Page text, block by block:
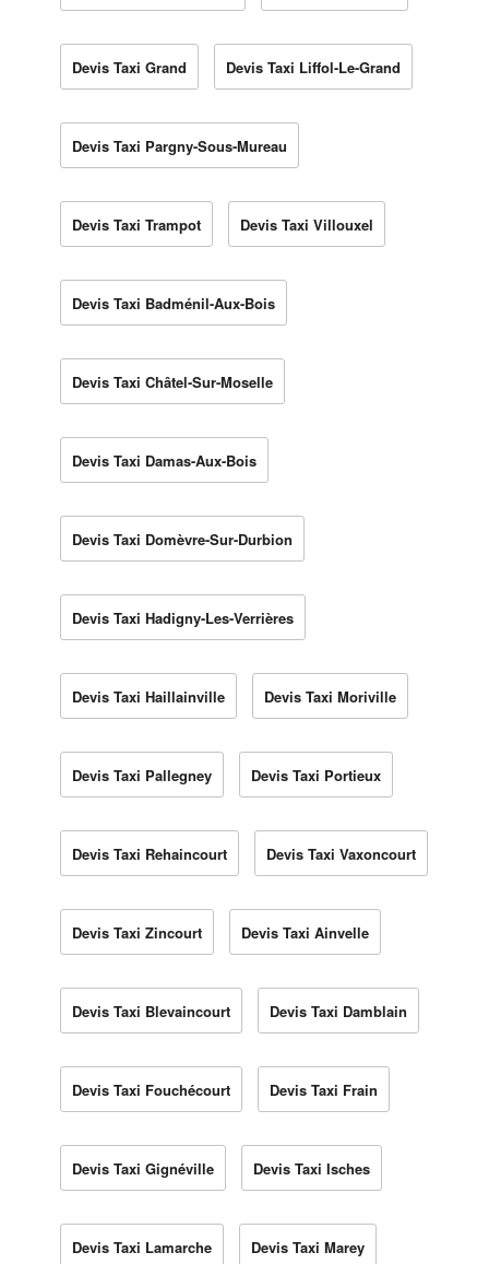
Devis Taxi Grand Devis Taxi Liffol-Le-Grand
Devis Taxi Pargny-Sous-Mureau
Devis Taxi Trampot Devis Taxi Villouxel
Devis Taxi Badménil-Aux-Bois
Devis Taxi Châtel-Sur-Moselle
Devis Taxi Damas-Aux-Bois
Devis Taxi Domèvre-Sur-Durbion
Devis Taxi Hadigny-Les-Verrières
Devis Taxi Haillainville Devis Taxi Moriville
Devis Taxi Pallegney Devis Taxi Portieux
Devis Taxi Rehaincourt Devis Taxi Vaxoncourt
Devis Taxi Zincourt Devis Taxi Ainvelle
Devis Taxi Blevaincourt Devis Taxi Damblain
Devis Taxi Fouchécourt Devis Taxi Frain
Devis Taxi Gignéville Devis Taxi Isches
Devis Taxi Lamarche Devis Taxi Marey